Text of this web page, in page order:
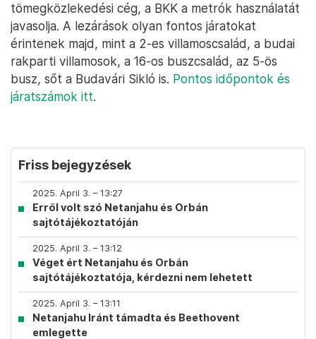
tömegközlekedési cég, a BKK a metrók használatát
javasolja. A lezárások olyan fontos járatokat
érintenek majd, mint a 2-es villamoscsalád, a budai
rakparti villamosok, a 16-os buszcsalád, az 5-ös
busz, sőt a Budavári Sikló is. Pontos időpontok és
járatszámok itt.
Friss bejegyzések
2025. April 3. – 13:27
Erről volt szó Netanjahu és Orbán
sajtótájékoztatóján
2025. April 3. – 13:12
Véget ért Netanjahu és Orbán
sajtótájékoztatója, kérdezni nem lehetett
2025. April 3. – 13:11
Netanjahu Iránt támadta és Beethovent
emlegette